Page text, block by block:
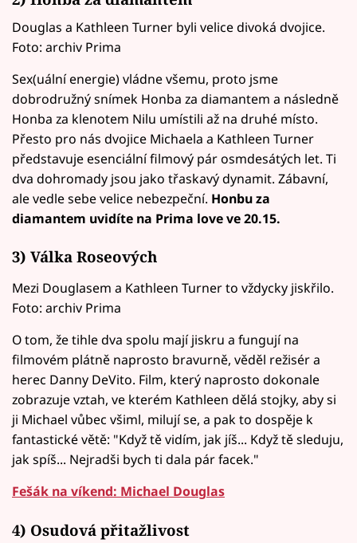
Douglas a Kathleen Turner byli velice divoká dvojice.
Foto: archiv Prima
Sex(uální energie) vládne všemu, proto jsme
dobrodružný snímek Honba za diamantem a následně
Honba za klenotem Nilu umístili až na druhé místo.
Přesto pro nás dvojice Michaela a Kathleen Turner
představuje esenciální filmový pár osmdesátých let. Ti
dva dohromady jsou jako třaskavý dynamit. Zábavní,
ale vedle sebe velice nebezpeční. Honbu za
diamantem uvidíte na Prima love ve 20.15.
3) Válka Roseových
Mezi Douglasem a Kathleen Turner to vždycky jiskřilo.
Foto: archiv Prima
O tom, že tihle dva spolu mají jiskru a fungují na
filmovém plátně naprosto bravurně, věděl režisér a
herec Danny DeVito. Film, který naprosto dokonale
zobrazuje vztah, ve kterém Kathleen dělá stojky, aby si
ji Michael vůbec všiml, milují se, a pak to dospěje k
fantastické větě: "Když tě vidím, jak jíš... Když tě sleduju,
jak spíš... Nejradši bych ti dala pár facek."
Fešák na víkend: Michael Douglas
4) Osudová přitažlivost